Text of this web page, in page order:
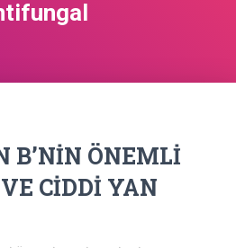
B’NİN ÖNEMLİ
CİDDİ YAN